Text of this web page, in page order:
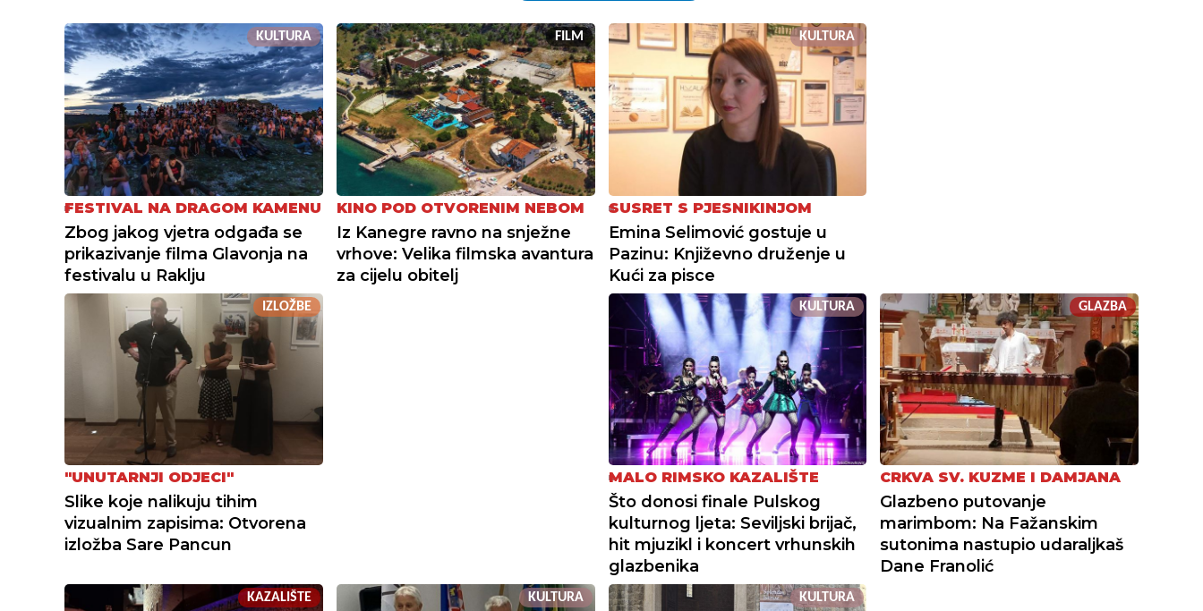
KULTURA
FESTIVAL NA DRAGOM KAMENU
Zbog jakog vjetra odgađa se
prikazivanje filma Glavonja na
festivalu u Raklju
FILM
KINO POD OTVORENIM NEBOM
Iz Kanegre ravno na snježne
vrhove: Velika filmska avantura
za cijelu obitelj
KULTURA
SUSRET S PJESNIKINJOM
Emina Selimović gostuje u
Pazinu: Književno druženje u
Kući za pisce
IZLOŽBE
"UNUTARNJI ODJECI"
Slike koje nalikuju tihim
vizualnim zapisima: Otvorena
izložba Sare Pancun
KULTURA
MALO RIMSKO KAZALIŠTE
Što donosi finale Pulskog
kulturnog ljeta: Seviljski brijač,
hit mjuzikl i koncert vrhunskih
glazbenika
GLAZBA
CRKVA SV. KUZME I DAMJANA
Glazbeno putovanje
marimbom: Na Fažanskim
sutonima nastupio udaraljkaš
Dane Franolić
KAZALIŠTE KULTURA KULTURA